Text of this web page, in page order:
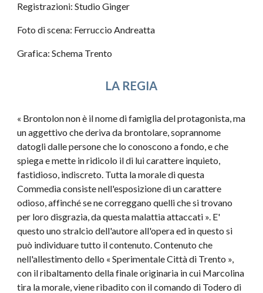
Registrazioni: Studio Ginger
Foto di scena: Ferruccio Andreatta
Grafica: Schema Trento
LA REGIA
« Brontolon non è il nome di famiglia del protagonista, ma
un aggettivo che deriva da brontolare, soprannome
datogli dalle persone che lo conoscono a fondo, e che
spiega e mette in ridicolo il di lui carattere inquieto,
fastidioso, indiscreto. Tutta la morale di questa
Commedia consiste nell'esposizione di un carattere
odioso, affinché se ne correggano quelli che si trovano
per loro disgrazia, da questa malattia attaccati ». E'
questo uno stralcio dell'autore all'opera ed in questo si
può individuare tutto il contenuto. Contenuto che
nell'allestimento dello « Sperimentale Città di Trento »,
con il ribaltamento della finale originaria in cui Marcolina
tira la morale, viene ribadito con il comando di Todero di